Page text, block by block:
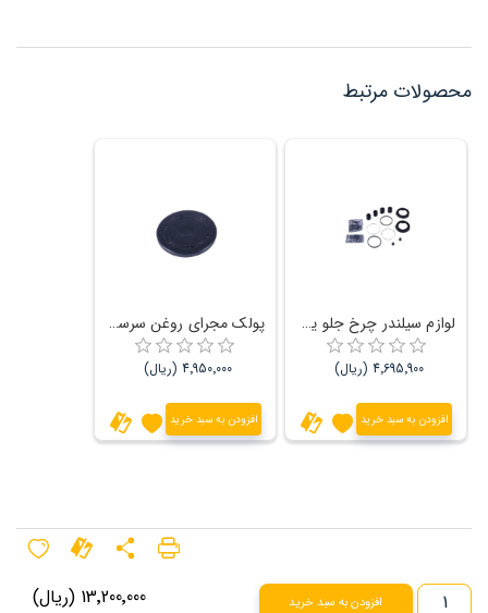
محصولات مرتبط
لوازم سیلندر چرخ جلو یک دست TRW رنو ال 90
4٬695٬900 (ریال)
افزودن به سبد خرید
پولک مجرای روغن سرسیلندر Renault رنو ال 90
4٬950٬000 (ریال)
افزودن به سبد خرید
13٬200٬000 (ریال) افزودن به سبد خرید